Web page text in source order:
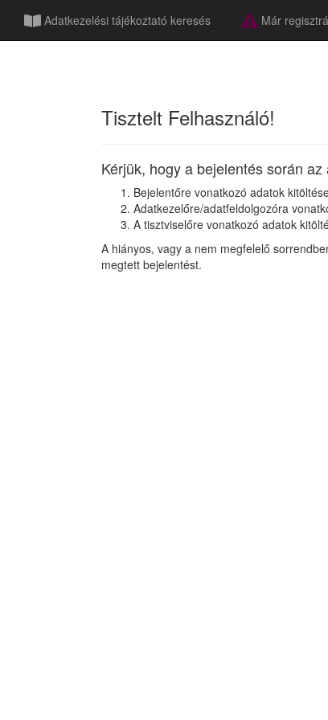
Már
Adatkezelési tájékoztató keresés
Tisztelt Felhasználó!
Kérjük, hogy a bejelentés során
Bejelentőre vonatkozó adatok
Adatkezelőre/adatfeldolgozóra
A tisztviselőre vonatkozó adatok
A hiányos, vagy a nem megfelelő
megtett bejelentést.